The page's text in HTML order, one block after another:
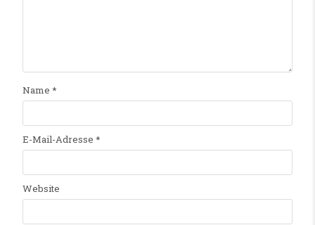
Name *
E-Mail-Adresse *
Website